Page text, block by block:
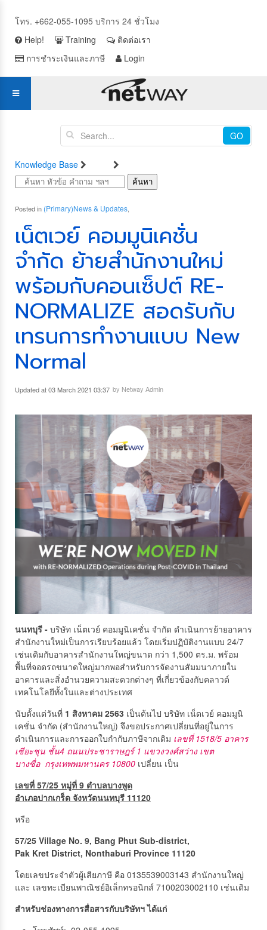
โทร. +662-055-1095 บริการ 24 ชั่วโมง
Help!
Training
ติดต่อเรา
การชำระเงินและภาษี
Login
GO
Knowledge Base
ค้นหา
Posted in (Primary)News & Updates
เน็ตเวย์ คอมมูนิเคชั่น
จำกัด ย้ายสำนักงานใหม่
พร้อมกับคอนเซ็ปต์ RE-
NORMALIZE สอดรับกับ
เทรนการทำงานแบบ New
Normal
Updated at 03 March 2021 03:37 by Netway Admin
นนทบุรี - บริษัท เน็ตเวย์ คอมมูนิเคชั่น จำกัด ดำเนินการย้ายอาคาร
สำนักงานใหม่เป็นการเรียบร้อยแล้ว โดยเริ่มปฏิบัติงานแบบ 24/7
เช่นเดิมกับอาคารสำนักงานใหญ่ขนาด กว่า 1,500 ตร.ม. พร้อม
พื้นที่จอดรถขนาดใหญ่มากพอสำหรับการจัดงานสัมมนาภายใน
อาคารและสิ่งอำนวยความสะดวกต่างๆ ที่เกี่ยวข้องกับคลาวด์
เทคโนโลยีทั้งในและต่างประเทศ
นับตั้งแต่วันที่ 1 สิงหาคม 2563 เป็นต้นไป บริษัท เน็ตเวย์ คอมมูนิ
เคชั่น จำกัด (สำนักงานใหญ่) จึงขอประกาศเปลี่ยนที่อยู่ในการ
ดำเนินการและการออกใบกำกับภาษีจากเดิม เลขที่ 1518/5 อาคาร
เซียะชุน ชั้น4 ถนนประชาราษฎร์ 1 แขวงวงศ์สว่าง เขต
บางซื่อ กรุงเทพพมหานคร 10800 เปลี่ยน เป็น
เลขที่ 57/25 หมู่ที่ 9 ตำบลบางพูด
อำเภอปากเกร็ด จังหวัดนนทบุรี 11120
หรือ
57/25 Village No. 9, Bang Phut Sub-district,
Pak Kret District, Nonthaburi Province 11120
โดยเลขประจำตัวผู้เสียภาษี คือ 0135539003143 สำนักงานใหญ่
และ เลขทะเบียนพาณิชย์อิเล็กทรอนิกส์ 7100203002110 เช่นเดิม
สำหรับช่องทางการสื่อสารกับบริษัทฯ ได้แก่